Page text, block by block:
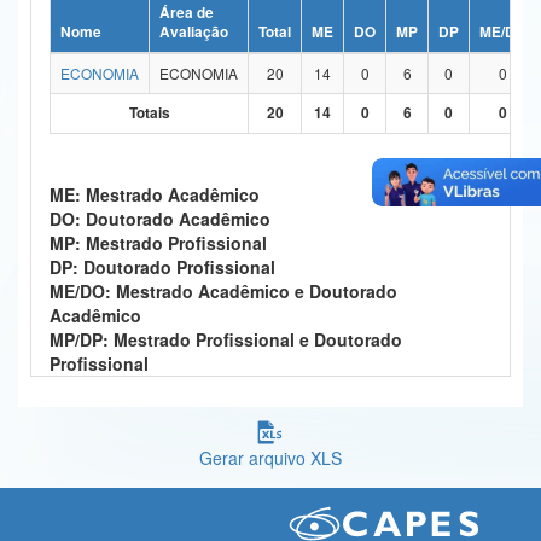
Ministério da Ciência, Tecnologia, Inovações e Comunicações
Ministério do Meio Ambiente
Controladoria-Geral da União
Ministério da Mulher, da Família e dos Direitos Humanos
Secretaria-Geral
Secretaria de Governo
Nome
Área de
Avaliação
Total ME DO MP DP
ME/DO
ECONOMIA
ECONOMIA 20 14 0 6 0
0
Totais
20 14 0 6 0 0
ME: Mestrado Acadêmico
DO: Doutorado Acadêmico
MP: Mestrado Profissional
DP: Doutorado Profissional
ME/DO: Mestrado Acadêmico e Doutorado
Acadêmico
MP/DP: Mestrado Profissional e Doutorado
Profissional
Gerar arquivo XLS